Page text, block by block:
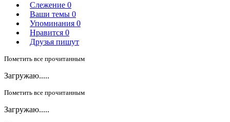
Слежение 0
Ваши темы 0
Упоминания 0
Нравится 0
Друзья пишут
Пометить все прочитанным
Загружаю.....
Пометить все прочитанным
Загружаю.....